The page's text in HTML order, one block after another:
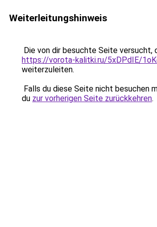
Weiterleitungshinweis
Die von dir besuchte Seite versucht,
https://vorota-kalitki.ru/5xDPdIE/
weiterzuleiten.
Falls du diese Seite nicht besuchen
du zur vorherigen Seite zurückkehren.